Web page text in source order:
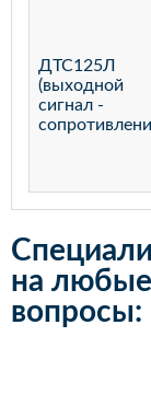
ДТС125Л
(выходной
сигнал -
на
вопросы: